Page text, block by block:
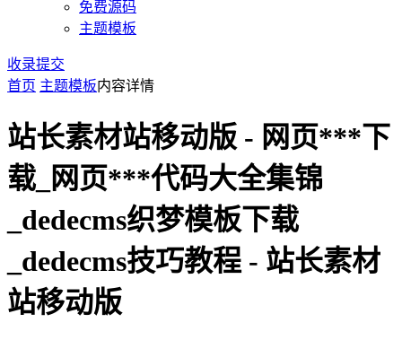
免费源码
主题模板
收录提交
首页 主题模板内容详情
站长素材站移动版 - 网页***下
载_网页***代码大全集锦
_dedecms织梦模板下载
_dedecms技巧教程 - 站长素材
站移动版